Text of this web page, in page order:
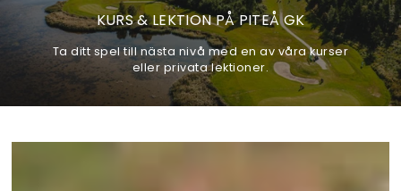
KURS & LEKTION PÅ PITEÅ GK
Ta ditt spel till nästa nivå med en av våra kurser
eller privata lektioner.